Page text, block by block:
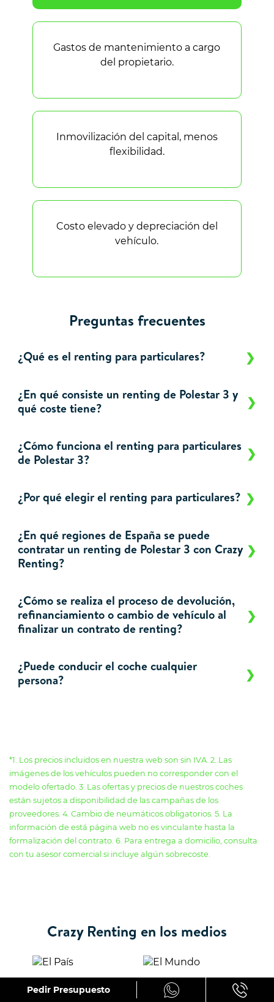
Gastos de mantenimiento a cargo
del propietario.
Inmovilización del capital, menos
flexibilidad.
Costo elevado y depreciación del
vehículo.
Preguntas frecuentes
¿Qué es el renting para particulares?
¿En qué consiste un renting de Polestar 3 y
qué coste tiene?
¿Cómo funciona el renting para particulares
de Polestar 3?
¿Por qué elegir el renting para particulares?
¿En qué regiones de España se puede
contratar un renting de Polestar 3 con Crazy
Renting?
¿Cómo se realiza el proceso de devolución,
refinanciamiento o cambio de vehículo al
finalizar un contrato de renting?
¿Puede conducir el coche cualquier
persona?
*1. Los precios incluidos en nuestra web son sin IVA. 2. Las
imágenes de los vehículos pueden no corresponder con el
modelo ofertado. 3. Las ofertas y precios de nuestros coches
están sujetos a disponibilidad de las campañas de los
proveedores. 4. Cambio de neumáticos obligatorios. 5. La
información de está página web no es vinculante hasta la
formalización del contrato. 6. Para entrega a domicilio, consulta
con tu asesor comercial si incluye algún sobrecoste.
Crazy Renting en los medios
Pedir Presupuesto